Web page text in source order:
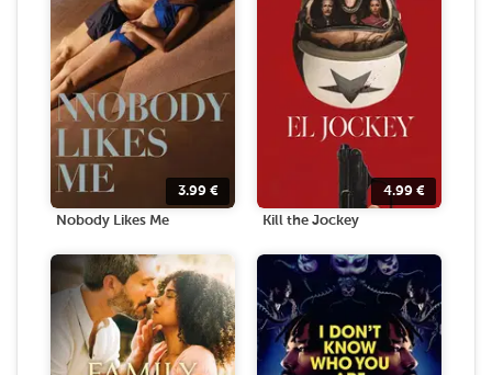
3.99 €
Nobody Likes Me
4.99 €
Kill the Jockey